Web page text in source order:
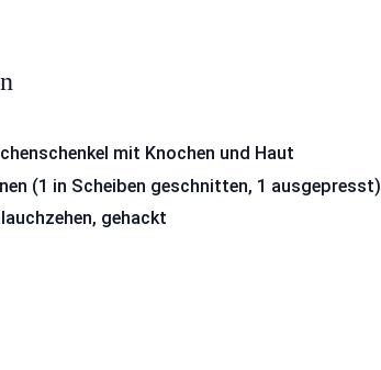
mit Knochen und Haut
(1 in Scheiben geschnitten, 1 ausgepresst)
gehackt